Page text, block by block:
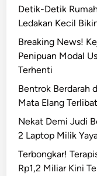
Detik-Detik
Ledakan Kecil
Breaking News!
Penipuan Modal
Terhenti
Bentrok Berdarah
Mata Elang
Nekat Demi Judi
2 Laptop Milik
Terbongkar!
Rp1,2 Miliar Kini